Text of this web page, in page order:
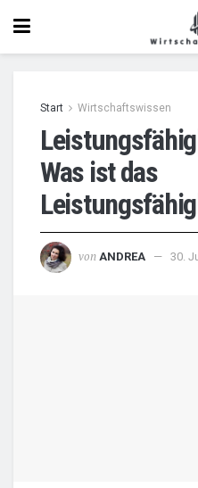
Start Wirtschaftswissen
Was ist das
von ANDREA 30.